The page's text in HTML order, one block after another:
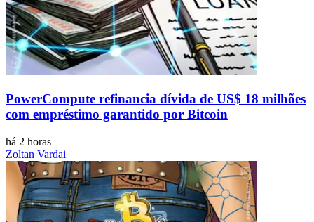
PowerCompute refinancia dívida de US$ 18 milhões
com empréstimo garantido por Bitcoin
há 2 horas
Zoltan Vardai